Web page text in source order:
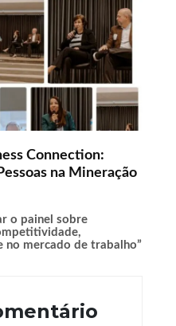
Connection:
na Mineração
o painel sobre
no mercado de trabalho”